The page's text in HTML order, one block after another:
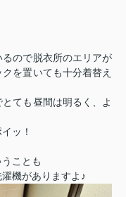
ので脱衣所のエリアが
を置いても十分着替え
ても昼間は明るく、よ
ッ！
ことも
機がありますよ ♪